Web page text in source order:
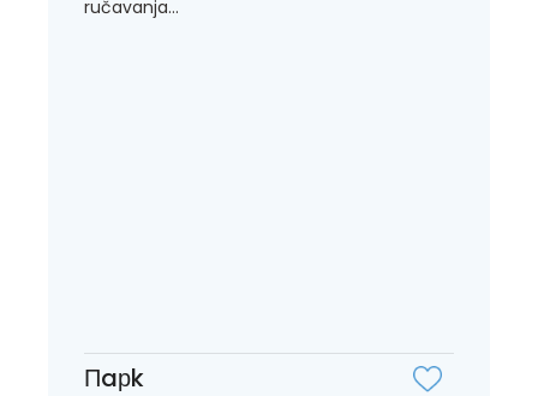
ručavanja...
Пaрk